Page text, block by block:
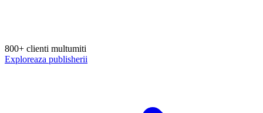
800+ clienti multumiti
Exploreaza publisherii